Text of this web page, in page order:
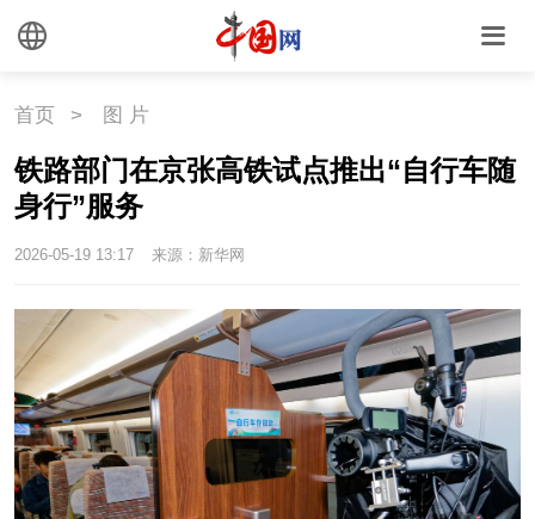
首页 > 图 片
铁路部门在京张高铁试点推出“自行车随
身行”服务
2026-05-19 13:17 来源：新华网